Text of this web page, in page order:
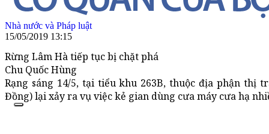
Nhà nước và Pháp luật
15/05/2019 13:15
Rừng Lâm Hà tiếp tục bị chặt phá
Chu Quốc Hùng
Rạng sáng 14/5, tại tiểu khu 263B, thuộc địa phận thị
Đồng) lại xảy ra vụ việc kẻ gian dùng cưa máy cưa hạ